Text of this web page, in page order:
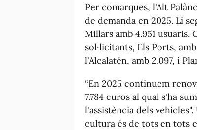
Per comarques, l'Alt
de demanda en 2025. Li
Millars amb 4.951 usuaris.
sol·licitants, Els Ports,
l'Alcalatén, amb 2.097, i
“En 2025 continuem
7.784 euros al qual s'ha
l'assistència dels
cultura és de tots en tots